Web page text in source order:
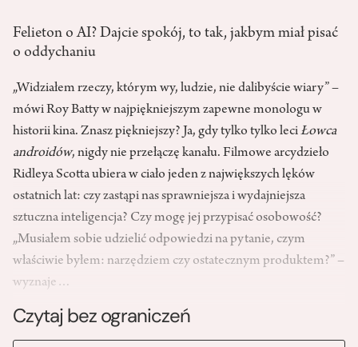
Felieton o AI? Dajcie spokój, to tak, jakbym miał pisać
o oddychaniu
„Widziałem rzeczy, którym wy, ludzie, nie dalibyście wiary” –
mówi Roy Batty w najpiękniejszym zapewne monologu w
historii kina. Znasz piękniejszy? Ja, gdy tylko tylko leciŁowca
androidów, nigdy nie przełączę kanału. Filmowe arcydzieło
Ridleya Scotta ubiera w ciało jeden z największych lęków
ostatnich lat: czy zastąpi nas sprawniejsza i wydajniejsza
sztuczna inteligencja? Czy mogę jej przypisać osobowość?
„Musiałem sobie udzielić odpowiedzi na pytanie, czym
właściwie byłem: narzędziem czy ostatecznym produktem?” –
wyznaje…
Czytaj bez ograniczeń